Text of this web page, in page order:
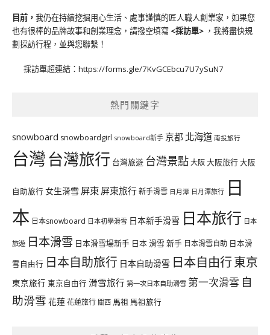
目前， 我仍在持續挖掘用心生活、處事謹慎的匠人職人創業家，如果您
也有很棒的品牌故事和創業理念，請撥空填寫 <採訪單> ，我將盡快規
劃採訪行程，並與您聯繫！
採訪單超連結： https://forms.gle/7KvGCEbcu7U7ySuN7
熱門關鍵字
snowboard snowboardgirl snowboard新手 京都 北海道 南投旅行
台灣台灣旅行 台灣旅遊 台灣景點大阪大阪旅行大阪
自助旅行 女生滑雪 屏東 屏東旅行新手滑雪 日月潭 日月潭旅行 日
本 日本snowboard 日本初學滑雪 日本新手滑雪 日本旅行 日本
旅遊 日本滑雪 日本滑雪場新手 日本 滑雪 新手 日本滑雪自助 日本滑
雪自由行 日本自助旅行 日本自助滑雪 日本自由行東京
東京旅行 東京自由行 滑雪旅行 第一次日本自助滑雪 第一次滑雪 自
助滑雪 花蓮花蓮旅行 關西 馬祖 馬祖旅行